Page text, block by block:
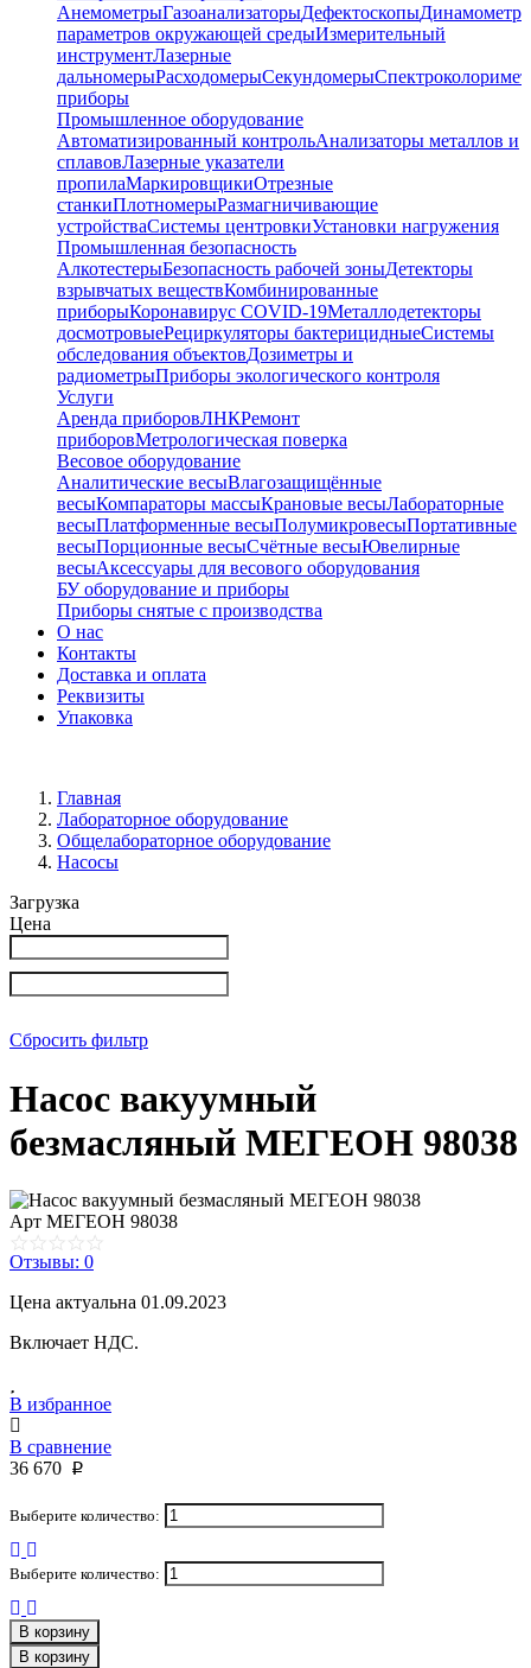
АнемометрыГазоанализаторыДефектоскопы
параметров окружающей средыИзмерительный
инструментЛазерные
дальномерыРасходомерыСекундомеры
приборы
Промышленное оборудование
Автоматизированный контрольАнализаторы металлов и
сплавовЛазерные указатели
пропилаМаркировщикиОтрезные
станкиПлотномерыРазмагничивающие
устройстваСистемы центровкиУстановки нагружения
Промышленная безопасность
АлкотестерыБезопасность рабочей зоныДетекторы
взрывчатых веществКомбинированные
приборыКоронавирус COVID-19Металлодетекторы
досмотровыеРециркуляторы бактерицидныеСистемы
обследования объектовДозиметры и
радиометрыПриборы экологического контроля
Услуги
Аренда приборовЛНКРемонт
приборовМетрологическая поверка
Весовое оборудование
Аналитические весыВлагозащищённые
весыКомпараторы массыКрановые весыЛабораторные
весыПлатформенные весыПолумикровесыПортативные
весыПорционные весыСчётные весыЮвелирные
весыАксессуары для весового оборудования
БУ оборудование и приборы
Приборы снятые с производства
О нас
Контакты
Доставка и оплата
Реквизиты
Упаковка
Главная
Лабораторное оборудование
Общелабораторное оборудование
Насосы
Загрузка
Цена
Сбросить фильтр
Насос вакуумный
безмасляный МЕГЕОН 98038
Арт МЕГЕОН 98038
Отзывы: 0
Цена актуальна 01.09.2023
Включает НДС.
В избранное
В сравнение
36 670 p
Выберите количество:
Выберите количество:
В корзину
В корзину